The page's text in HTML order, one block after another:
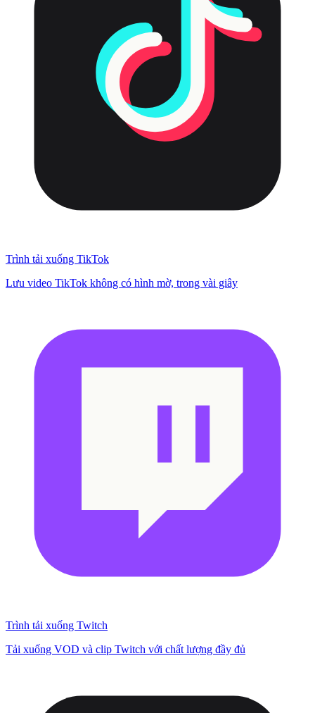
Trình tải xuống TikTok
Lưu video TikTok không có hình mờ, trong vài giây
Trình tải xuống Twitch
Tải xuống VOD và clip Twitch với chất lượng đầy đủ